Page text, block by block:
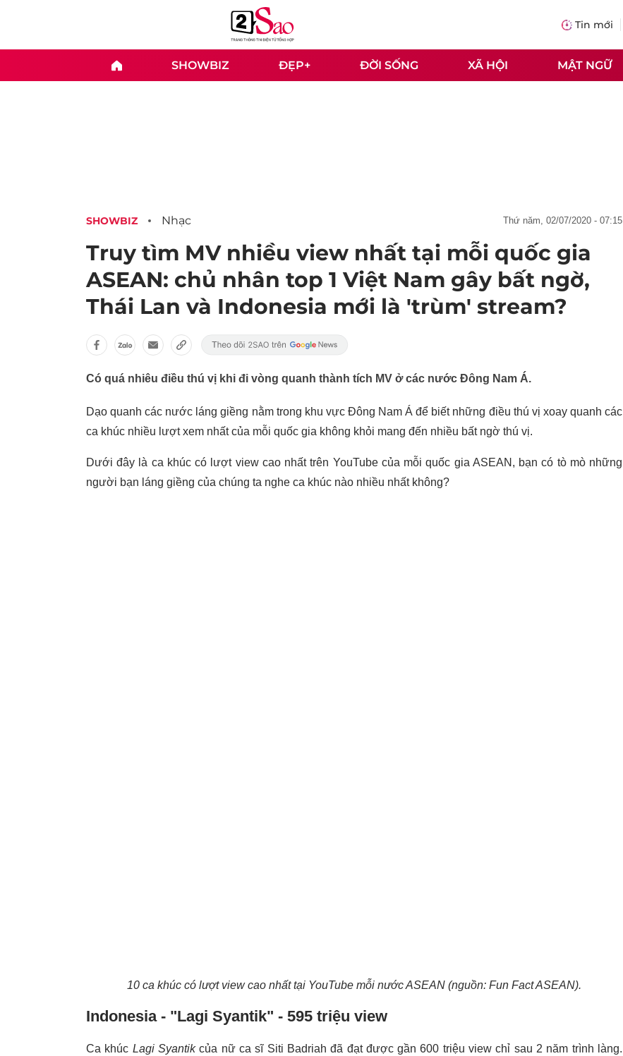
Tin mới
SHOWBIZ ĐẸP+ ĐỜI SỐNG XÃ HỘI MẬT NGỮ
SHOWBIZ Nhạc thứ năm, 02/07/2020 - 07:15
Truy tìm MV nhiều view nhất tại mỗi quốc gia
ASEAN: chủ nhân top 1 Việt Nam gây bất ngờ,
Thái Lan và Indonesia mới là 'trùm' stream?
Có quá nhiêu điều thú vị khi đi vòng quanh thành tích MV ở các nước Đông Nam Á.
Dạo quanh các nước láng giềng nằm trong khu vực Đông Nam Á để biết những điều thú vị xoay quanh các
ca khúc nhiều lượt xem nhất của mỗi quốc gia không khỏi mang đến nhiều bất ngờ thú vị.
Dưới đây là ca khúc có lượt view cao nhất trên YouTube của mỗi quốc gia ASEAN, bạn có tò mò những
người bạn láng giềng của chúng ta nghe ca khúc nào nhiều nhất không?
10 ca khúc có lượt view cao nhất tại YouTube mỗi nước ASEAN (nguồn: Fun Fact ASEAN).
Indonesia - "Lagi Syantik" - 595 triệu view
Ca khúc Lagi Syantikcủa nữ ca sĩ Siti Badriah đã đạt được gần 600 triệu view chỉ sau 2 năm trình làng.